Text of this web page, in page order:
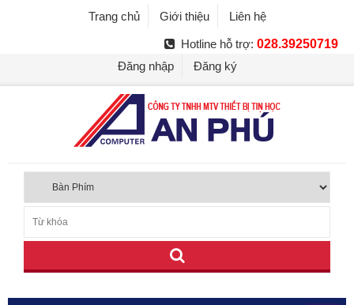
Trang chủ Giới thiệu Liên hệ
Hotline hỗ trợ: 028.39250719
Đăng nhập
Đăng ký